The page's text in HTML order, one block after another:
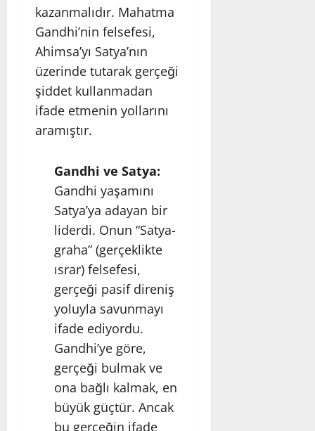
kazanmalıdır. Mahatma
Gandhi’nin felsefesi,
Ahimsa’yı Satya’nın
üzerinde tutarak gerçeği
şiddet kullanmadan
ifade etmenin yollarını
aramıştır.
Gandhi ve Satya:
Gandhi yaşamını
Satya’ya adayan bir
liderdi. Onun “Satya-
graha” (gerçeklikte
ısrar) felsefesi,
gerçeği pasif direniş
yoluyla savunmayı
ifade ediyordu.
Gandhi’ye göre,
gerçeği bulmak ve
ona bağlı kalmak, en
büyük güçtür. Ancak
bu gerçeğin ifade